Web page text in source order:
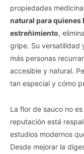
propiedades
natural para quienes
estreñimiento,
gripe. Su versatilidad
más personas
accesible y natural.
tan especial y cómo
La flor de sauco no
reputación está
estudios modernos
Desde mejorar la